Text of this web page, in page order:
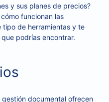
y sus planes de precios?
funcionan las
de herramientas y te
podrías encontrar.
documental ofrecen